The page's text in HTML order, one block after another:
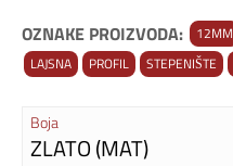
OZNAKE PROIZVODA: 12MM
LAJSNA
PROFIL STEPENIŠTE
Boja
ZLATO (MAT)